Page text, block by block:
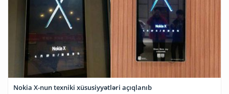
Nokia X-nun texniki xüsusiyyətləri açıqlanıb